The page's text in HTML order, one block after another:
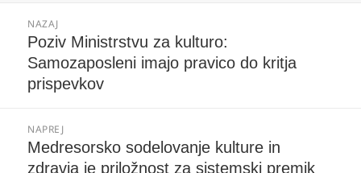
prispevka
NAZAJ
Prejšnji
prispevek:
Poziv Ministrstvu za kulturo:
Samozaposleni imajo pravico do kritja
prispevkov
NAPREJ
Naslednji
prispevek:
Medresorsko sodelovanje kulture in
zdravja je priložnost za sistemski premik